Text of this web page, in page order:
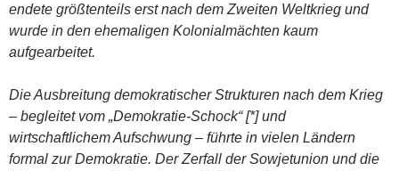
endete größtenteils erst nach dem Zweiten Weltkrieg und
wurde in den ehemaligen Kolonialmächten kaum
aufgearbeitet.
Die Ausbreitung demokratischer Strukturen nach dem Krieg
– begleitet vom „Demokratie-Schock“ [*] und
wirtschaftlichem Aufschwung – führte in vielen Ländern
formal zur Demokratie. Der Zerfall der Sowjetunion und die